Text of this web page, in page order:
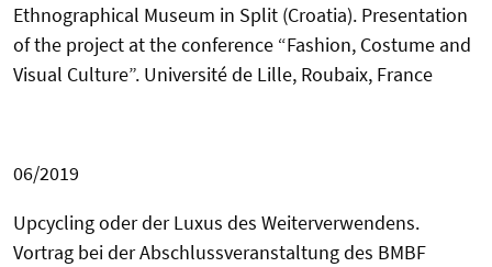
Ethnographical Museum in Split (Croatia). Presentation
of the project at theconference “Fashion, Costume and
Visual Culture”. Université de Lille, Roubaix, France
06/2019
Upcycling oder der Luxus des Weiterverwendens.
Vortrag bei der Abschlussveranstaltung des BMBF